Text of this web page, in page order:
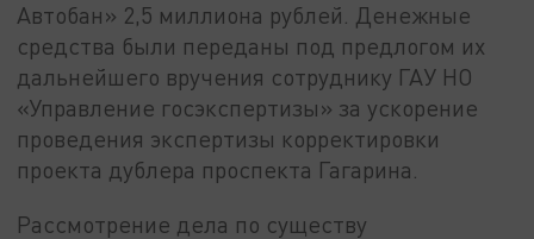
Автобан» 2,5 миллиона рублей. Денежные
средства были переданы под предлогом их
дальнейшего вручения сотруднику ГАУ НО
«Управление госэкспертизы» за ускорение
проведения экспертизы корректировки
проекта дублера проспекта Гагарина.
Рассмотрение дела по существу